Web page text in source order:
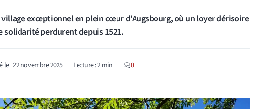
village exceptionnel en plein cœur d’Augsbourg, où un loyer dérisoire
solidarité perdurent depuis 1521.
le 22 novembre 2025 Lecture :2min 0